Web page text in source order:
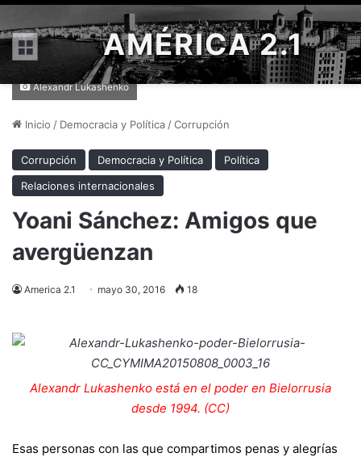
Menú AMÉRICA 2.1
Alexandr Lukashenko
Inicio / Democracia y Política /Corrupción
Corrupción Democracia y Política
Política
Relaciones internacionales
Yoani Sánchez: Amigos que
avergüenzan
America 2.1 mayo 30, 2016 18
Alexandr Lukashenko está en el poder en Bielorrusia
desde 1994. (CC)
Esas personas con las que compartimos penas y alegrías